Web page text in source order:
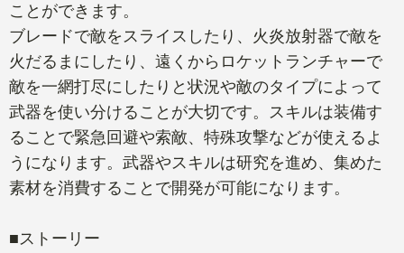
ことができます。
ブレードで敵をスライスしたり、火炎放射器で敵を
火だるまにしたり、遠くからロケットランチャーで
敵を一網打尽にしたりと状況や敵のタイプによって
武器を使い分けることが大切です。スキルは装備す
ることで緊急回避や索敵、特殊攻撃などが使えるよ
うになります。武器やスキルは研究を進め、集めた
素材を消費することで開発が可能になります。
■ストーリー